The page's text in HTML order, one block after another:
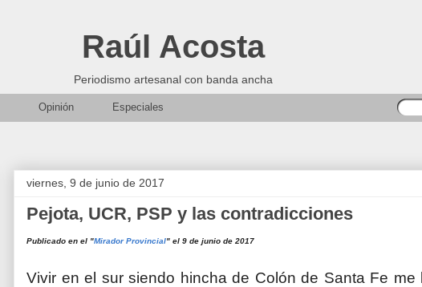
Raúl Acosta
Periodismo artesanal con banda ancha
Opinión Especiales
viernes, 9 de junio de 2017
Pejota, UCR, PSP y las contradicciones
Publicado en el "Mirador Provincial" el 9 de junio de 2017
Vivir en el sur siendo hincha de Colón de Santa Fe me